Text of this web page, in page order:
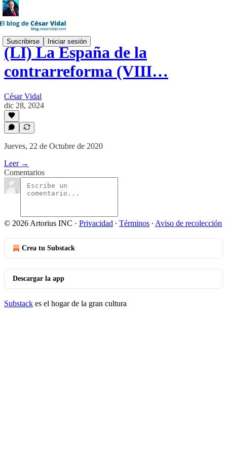
Suscribirse Iniciar sesión
(LI) La España de la
contrarreforma (VIII…
César Vidal
dic 28, 2024
Jueves, 22 de Octubre de 2020
Leer →
Comentarios
© 2026 Artorius INC · Privacidad ∙ Términos ∙ Aviso de recolección
Crea tu Substack
Descargar la app
Substack es el hogar de la gran cultura